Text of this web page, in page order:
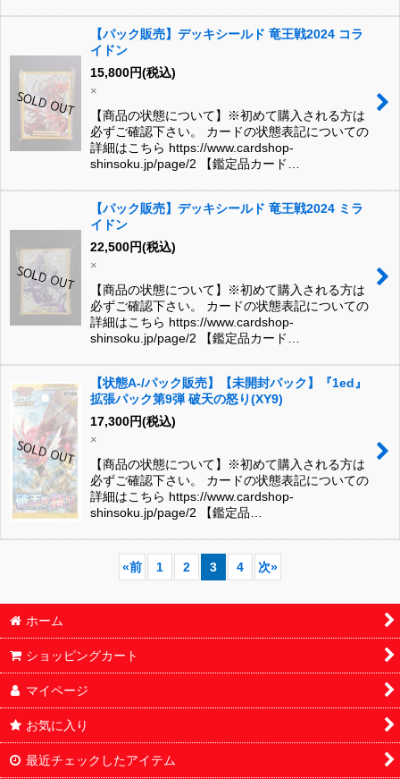
【パック販売】デッキシールド 竜王戦2024 コラ
イドン
15,800円(税込)
×
【商品の状態について】※初めて購入される方は
必ずご確認下さい。 カードの状態表記についての
詳細はこちら https://www.cardshop-
shinsoku.jp/page/2 【鑑定品カード…
【パック販売】デッキシールド 竜王戦2024 ミラ
イドン
22,500円(税込)
×
【商品の状態について】※初めて購入される方は
必ずご確認下さい。 カードの状態表記についての
詳細はこちら https://www.cardshop-
shinsoku.jp/page/2 【鑑定品カード…
【状態A-/パック販売】【未開封パック】『1ed』
拡張パック第9弾 破天の怒り(XY9)
17,300円(税込)
×
【商品の状態について】※初めて購入される方は
必ずご確認下さい。 カードの状態表記についての
詳細はこちら https://www.cardshop-
shinsoku.jp/page/2 【鑑定品…
«前 1 2 3 4 次»
ホーム
ショッピングカート
マイページ
お気に入り
最近チェックしたアイテム